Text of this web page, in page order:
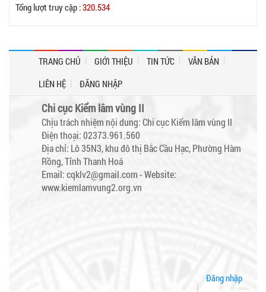
Tổng lượt truy cập :320.534
TRANG CHỦ GIỚI THIỆU TIN TỨC
VĂN BẢN
LIÊN HỆ
ĐĂNG NHẬP
Chi cục Kiểm lâm vùng II
Chịu trách nhiệm nội dung: Chi cục Kiểm lâm vùng II
Điện thoại: 02373.961.560
Địa chỉ: Lô 35N3, khu đô thị Bắc Cầu Hạc, Phường Hàm
Rồng, Tỉnh Thanh Hoá
Email: cqklv2@gmail.com -Website:
www.kiemlamvung2.org.vn
Đăng nhập